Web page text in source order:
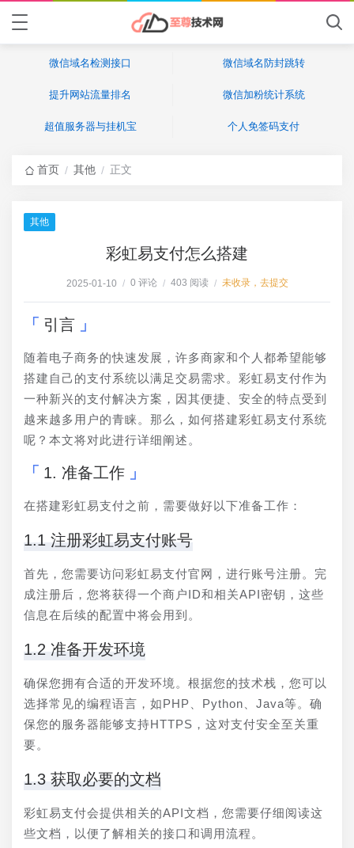
微信域名检测接口 微信域名防封跳转
提升网站流量排名 微信加粉统计系统
超值服务器与挂机宝 个人免签码支付
首页 / 其他 / 正文
其他
彩虹易支付怎么搭建
2025-01-10 / 0 评论 / 403 阅读 / 未收录，去提交
引言
随着电子商务的快速发展，许多商家和个人都希望能够
搭建自己的支付系统以满足交易需求。彩虹易支付作为
一种新兴的支付解决方案，因其便捷、安全的特点受到
越来越多用户的青睐。那么，如何搭建彩虹易支付系统
呢？本文将对此进行详细阐述。
1. 准备工作
在搭建彩虹易支付之前，需要做好以下准备工作：
1.1 注册彩虹易支付账号
首先，您需要访问彩虹易支付官网，进行账号注册。完
成注册后，您将获得一个商户ID和相关API密钥，这些
信息在后续的配置中将会用到。
1.2 准备开发环境
确保您拥有合适的开发环境。根据您的技术栈，您可以
选择常见的编程语言，如PHP、Python、Java等。确
保您的服务器能够支持HTTPS，这对支付安全至关重
要。
1.3 获取必要的文档
彩虹易支付会提供相关的API文档，您需要仔细阅读这
些文档，以便了解相关的接口和调用流程。